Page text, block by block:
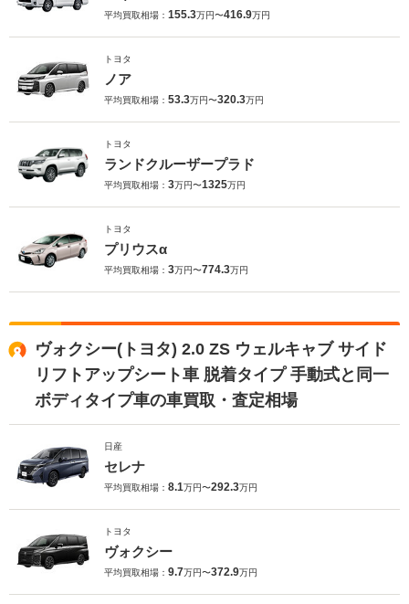
平均買取相場： 155.3万円〜416.9万円
トヨタ
ノア
平均買取相場： 53.3万円〜320.3万円
トヨタ
ランドクルーザープラド
平均買取相場： 3万円〜1325万円
トヨタ
プリウスα
平均買取相場： 3万円〜774.3万円
ヴォクシー(トヨタ) 2.0 ZS ウェルキャブ サイド
リフトアップシート車 脱着タイプ 手動式と同一
ボディタイプ車の車買取・査定相場
日産
セレナ
平均買取相場： 8.1万円〜292.3万円
トヨタ
ヴォクシー
平均買取相場： 9.7万円〜372.9万円